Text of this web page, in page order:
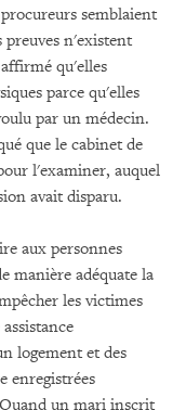
semblaient
preuves n'existent
qu'elles
parce qu'elles
par un médecin.
que le cabinet de
l'examiner, auquel
avait disparu.
aux personnes
manière adéquate la
les victimes
logement et des
enregistrées
un mari inscrit